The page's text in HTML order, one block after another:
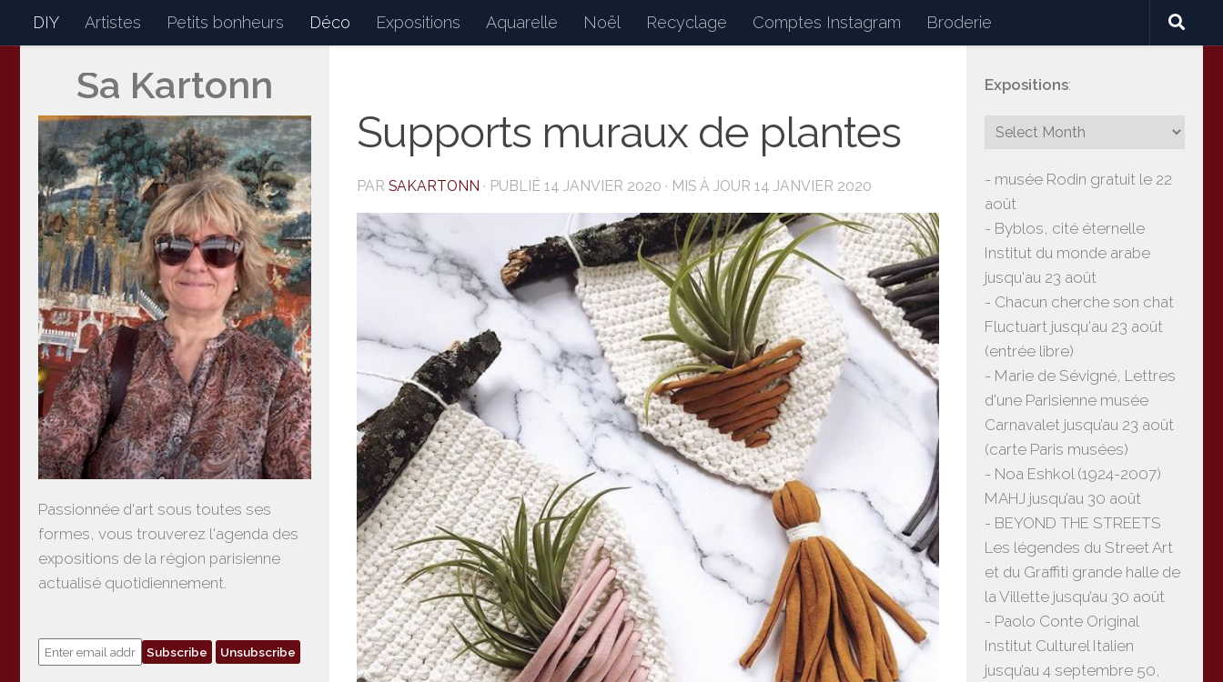
Skip to content
DIY Artistes Petits bonheurs Déco Expositions Aquarelle Noël Recyclage Comptes Instagram Broderie
SakartonnMon petit journal de bord : petits bonheurs du quotidien, dessins, peintures, céramiques, lectures, expositions, voyages
Supports muraux de plantes
PAR SAKARTONN · PUBLIÉ 14 JANVIER 2020 · MIS À JOUR 14 JANVIER 2020
Sa Kartonn
Passionnée d'art sous toutes ses
formes, vous trouverez l'agenda des
expositions de la région parisienne
actualisé quotidiennement.
Expositions:
- musée Rodin gratuit le 22
août
- Byblos, cité éternelle
Institut du monde arabe
jusqu'au 23 août
- Chacun cherche son chat
Fluctuart jusqu'au 23 août
(entrée libre)
- Marie de Sévigné, Lettres
d'une Parisienne musée
Carnavalet jusqu’au 23 août
(carte Paris musées)
- Noa Eshkol (1924-2007)
MAHJ jusqu’au 30 août
- BEYOND THE STREETS
Les légendes du Street Art
et du Graffiti grande halle de
la Villette jusqu’au 30 août
- Paolo Conte Original
Institut Culturel Italien
jusqu’au 4 septembre 50,